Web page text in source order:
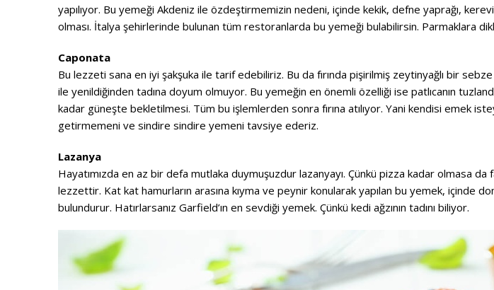
yapılıyor. Bu yemeği Akdeniz ile özdeştirmemizin nedeni, içinde kekik, defne yaprağı,
olması. İtalya şehirlerinde bulunan tüm restoranlarda bu yemeği bulabilirsin. Parmaklara
Caponata
Bu lezzeti sana en iyi şakşuka ile tarif edebiliriz. Bu da fırında pişirilmiş zeytinyağlı bir
ile yenildiğinden tadına doyum olmuyor. Bu yemeğin en önemli özelliği ise patlıcanın
kadar güneşte bekletilmesi. Tüm bu işlemlerden sonra fırına atılıyor. Yani kendisi emek
getirmemeni ve sindire sindire yemeni tavsiye ederiz.
Lazanya
Hayatımızda en az bir defa mutlaka duymuşuzdur lazanyayı. Çünkü pizza kadar olmasa da
lezzettir. Kat kat hamurların arasına kıyma ve peynir konularak yapılan bu yemek, içinde
bulundurur. Hatırlarsanız Garfield’ın en sevdiği yemek. Çünkü kedi ağzının tadını biliyor.